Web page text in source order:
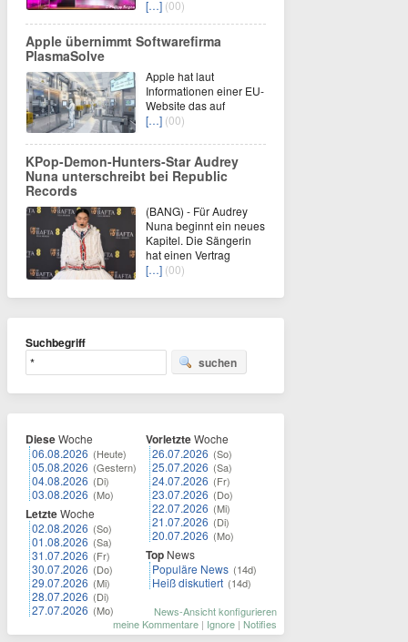
[…] (00)
Apple übernimmt Softwarefirma
PlasmaSolve
Apple hat laut
Informationen einer EU-
Website das auf
[…] (00)
KPop-Demon-Hunters-Star Audrey
Nuna unterschreibt bei Republic
Records
(BANG) - Für Audrey
Nuna beginnt ein neues
Kapitel. Die Sängerin
hat einen Vertrag
[…] (00)
Suchbegriff
suchen
DieseWoche
06.08.2026 (Heute)
05.08.2026 (Gestern)
04.08.2026 (Di)
03.08.2026 (Mo)
LetzteWoche
02.08.2026 (So)
01.08.2026 (Sa)
31.07.2026 (Fr)
30.07.2026 (Do)
29.07.2026 (Mi)
28.07.2026 (Di)
27.07.2026 (Mo)
VorletzteWoche
26.07.2026 (So)
25.07.2026 (Sa)
24.07.2026 (Fr)
23.07.2026 (Do)
22.07.2026 (Mi)
21.07.2026 (Di)
20.07.2026 (Mo)
Top News
Populäre News (14d)
Heiß diskutiert (14d)
News-Ansicht konfigurieren
meine Kommentare | Ignore | Notifies